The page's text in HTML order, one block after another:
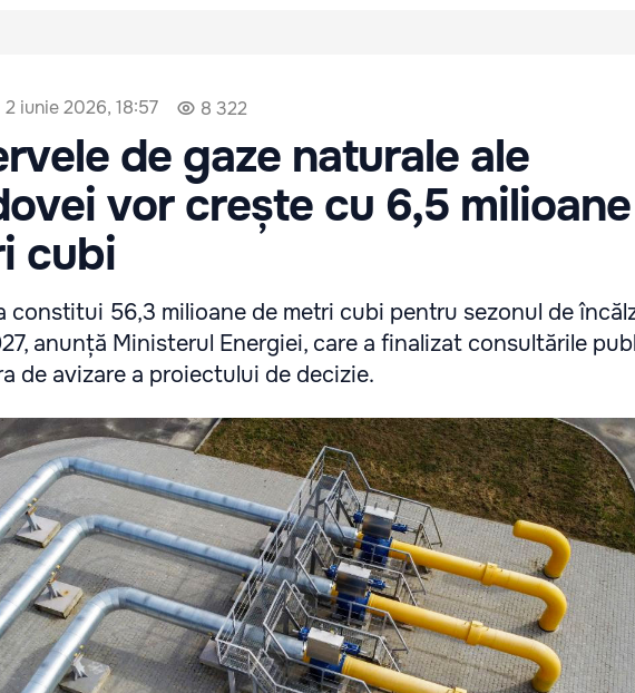
2 iunie 2026, 18:57 8 322
de gaze naturale ale
vor crește cu 6,5
cubi
constitui 56,3 milioane de metri cubi pentru sezonul de
anunță Ministerul Energiei, care a finalizat consultările
de avizare a proiectului de decizie.